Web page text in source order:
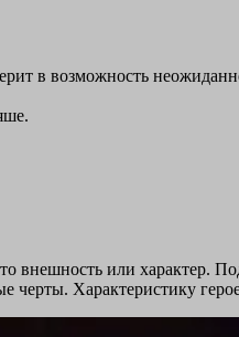
в возможность
внешность или характер.
Характеристику